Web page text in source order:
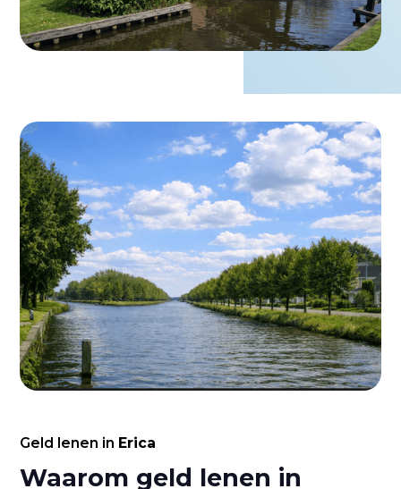
Geld lenen in Erica
Waarom geld lenen in